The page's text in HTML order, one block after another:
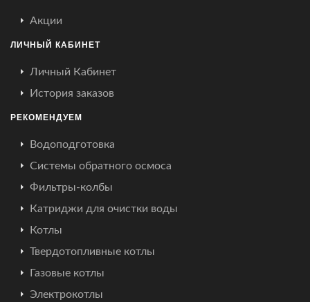
Акции
ЛИЧНЫЙ КАБИНЕТ
Личный Кабинет
История заказов
РЕКОМЕНДУЕМ
Водоподготовка
Системы обратного осмоса
Фильтры-колбы
Катриджи для очистки воды
Котлы
Твердотопливные котлы
Газовые котлы
Электрокотлы